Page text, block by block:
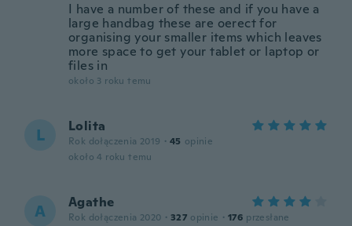
I have a number of these and if you have a
large handbag these are oerect for
organising your smaller items which leaves
more space to get your tablet or laptop or
files in
około 3 roku temu
L Lolita
Rok dołączenia 2019 · 45 opinie
około 4 roku temu
A Agathe
Rok dołączenia 2020 · 327 opinie · 176 przesłane